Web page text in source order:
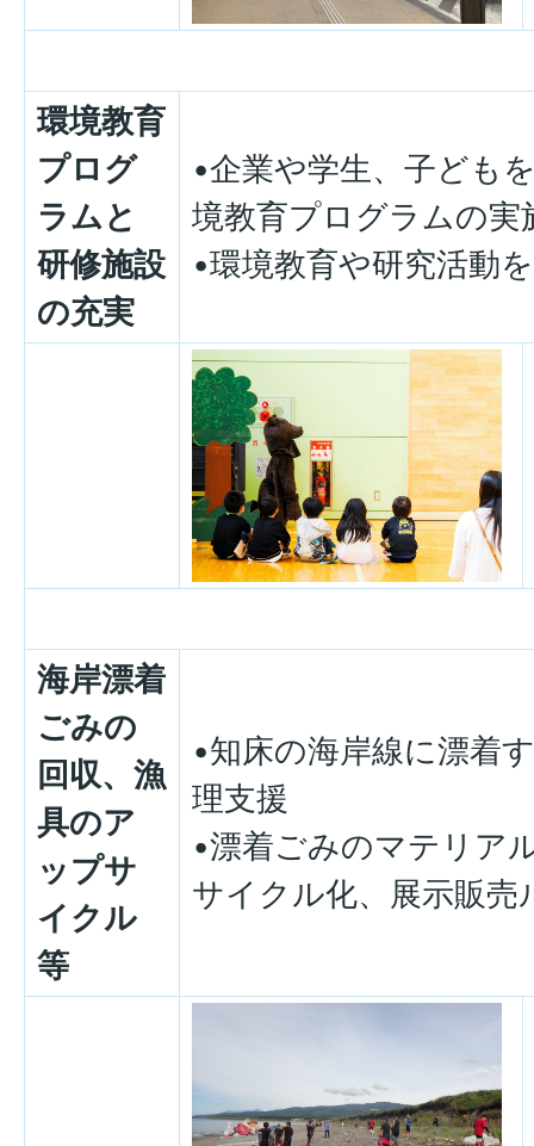
環境教育
プログ
ラムと
研修施設
の充実
•企業や学生、子ども
境教育プログラムの実
•環境教育や研究活動
海岸漂着
ごみの
回収、漁
具のア
ップサ
イクル
等
•知床の海岸線に漂着
理支援
•漂着ごみのマテリア
サイクル化、展示販売